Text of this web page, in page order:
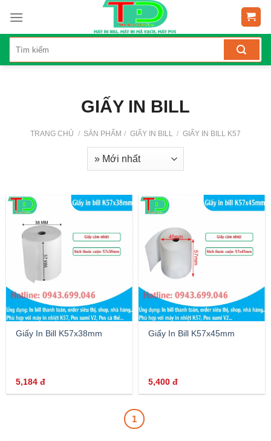
content
GIẤY IN BILL
TRANG CHỦ / SẢN PHẨM / GIẤY IN BILL / GIẤY IN BILL K57
Giấy In Bill K57x38mm
5,184đ
Giấy In Bill K57x45mm
5,400đ
1